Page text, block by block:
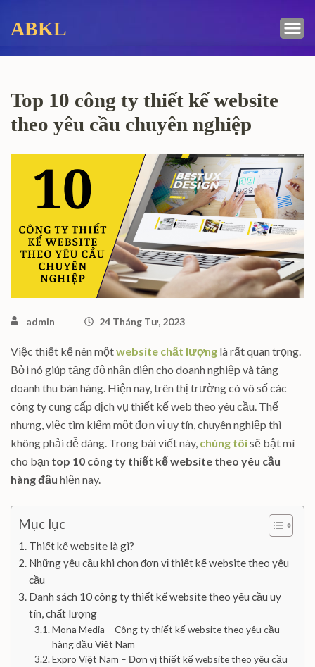
qua
dung
(ấn
ABKL
Top 10 công ty thiết kế website
theo yêu cầu chuyên nghiệp
admin 24 Tháng Tư, 2023
Việc thiết kế nên mộtwebsite chất lượng là rất quan trọng.
Bởi nó giúp tăng độ nhận diện cho doanh nghiệp và tăng
doanh thu bán hàng. Hiện nay, trên thị trường có vô số các
công ty cung cấp dịch vụ thiết kế web theo yêu cầu. Thế
nhưng, việc tìm kiếm một đơn vị uy tín, chuyên nghiệp thì
không phải dễ dàng. Trong bài viết này, chúng tôisẽ bật mí
cho bạn top 10 công ty thiết kế website theo yêu cầu
hàng đầu hiện nay.
Mục lục
Thiết kế website là gì?
Những yêu cầu khi chọn đơn vị thiết kế website theo yêu
cầu
Danh sách 10 công ty thiết kế website theo yêu cầu uy
tín, chất lượng
Mona Media – Công ty thiết kế website theo yêu cầu
hàng đầu Việt Nam
Expro Việt Nam – Đơn vị thiết kế website theo yêu cầu